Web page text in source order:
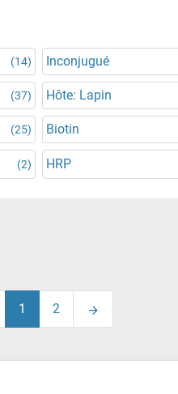
(14) Inconjugué
(37) Hôte: Lapin
(25) Biotin
(2) HRP
1 2